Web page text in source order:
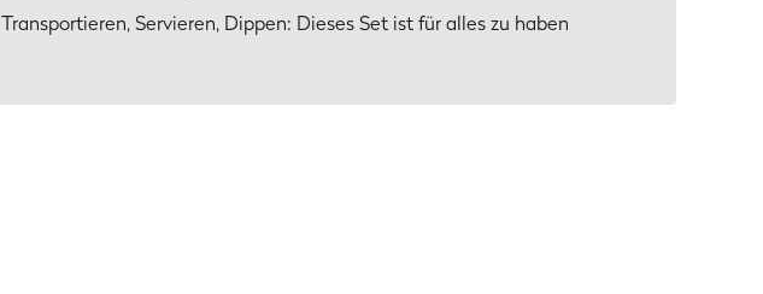
Transportieren, Servieren, Dippen: Dieses Set ist für alles zu haben